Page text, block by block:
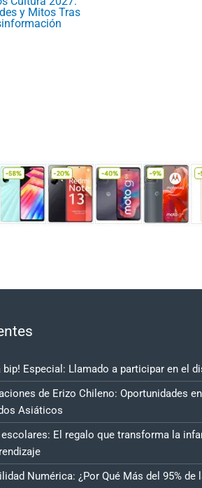
y Mitos Tras
bip! Especial: Llamado a participar en el
de Erizo Chileno: Oportunidades en
Asiáticos
El regalo que transforma la
Numérica: ¿Por Qué Más del 95% de